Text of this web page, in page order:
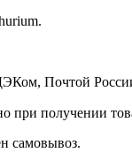
Почтой
при получении
самовывоз.